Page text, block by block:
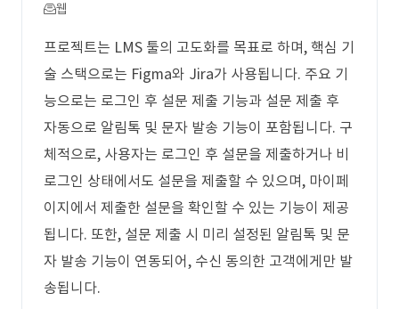
웹
프로젝트는 LMS 툴의 고도화를 목표로 하며, 핵심 기
술 스택으로는 Figma와 Jira가 사용됩니다. 주요 기
능으로는 로그인 후 설문 제출 기능과 설문 제출 후
자동으로 알림톡 및 문자 발송 기능이 포함됩니다. 구
체적으로, 사용자는 로그인 후 설문을 제출하거나 비
로그인 상태에서도 설문을 제출할 수 있으며, 마이페
이지에서 제출한 설문을 확인할 수 있는 기능이 제공
됩니다. 또한, 설문 제출 시 미리 설정된 알림톡 및 문
자 발송 기능이 연동되어, 수신 동의한 고객에게만 발
송됩니다.